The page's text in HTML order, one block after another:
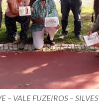
– VALE FUZEIROS – SILVES